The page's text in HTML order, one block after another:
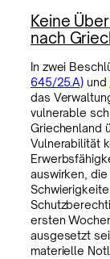
Keine
nach
In zwei
645/25.A) und
das
vulnerable
Griechenland
Vulnerabilität
auswirken,
ersten
ausgesetzt
materielle